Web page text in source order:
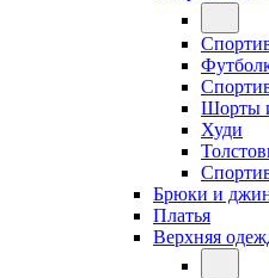
Шорты
Худи
Брюки и
Платья
Верхняя